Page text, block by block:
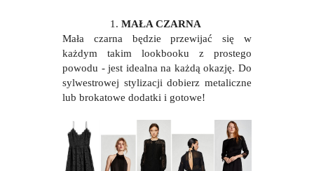
1. MAŁA CZARNA
Mała czarna będzie przewijać się w
każdym takim lookbooku z prostego
powodu - jest idealna na każdą okazję. Do
sylwestrowej stylizacji dobierz metaliczne
lub brokatowe dodatki i gotowe!